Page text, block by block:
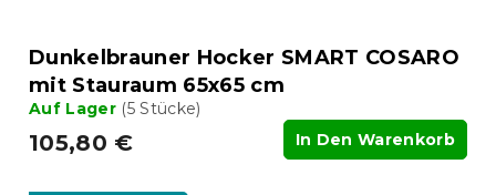
Dunkelbrauner Hocker SMART COSARO
mit Stauraum 65x65 cm
Auf Lager (5 Stücke)
105,80 € In Den Warenkorb